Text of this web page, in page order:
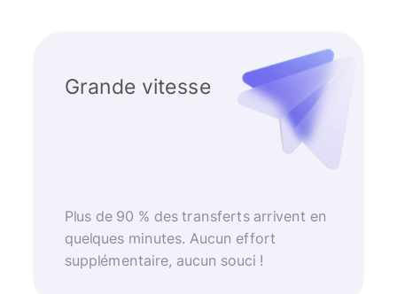
Grande vitesse
Plus de 90 % des transferts arrivent en
quelques minutes. Aucun effort
supplémentaire, aucun souci !